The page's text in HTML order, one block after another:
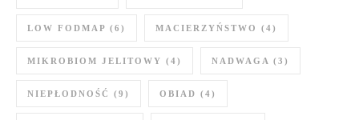
LOW FODMAP (6) MACIERZYŃSTWO (4)
MIKROBIOM JELITOWY (4) NADWAGA (3)
NIEPŁODNOŚĆ (9) OBIAD (4)